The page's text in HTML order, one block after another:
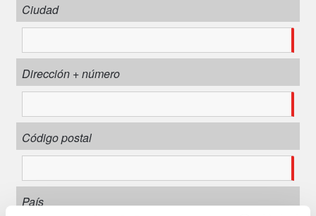
Ciudad
Dirección + número
Código postal
País